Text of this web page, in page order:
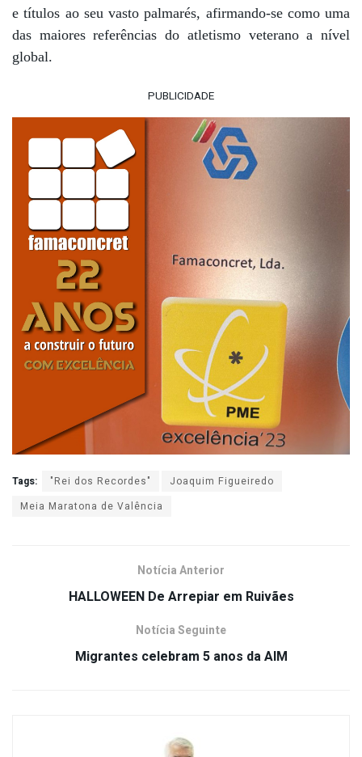
e títulos ao seu vasto palmarés, afirmando-se como uma
das maiores referências do atletismo veterano a nível
global.
PUBLICIDADE
Tags: "Rei dos Recordes"
Joaquim Figueiredo
Meia Maratona de Valência
Notícia Anterior
HALLOWEEN De Arrepiar em Ruivães
Notícia Seguinte
Migrantes celebram 5 anos da AIM